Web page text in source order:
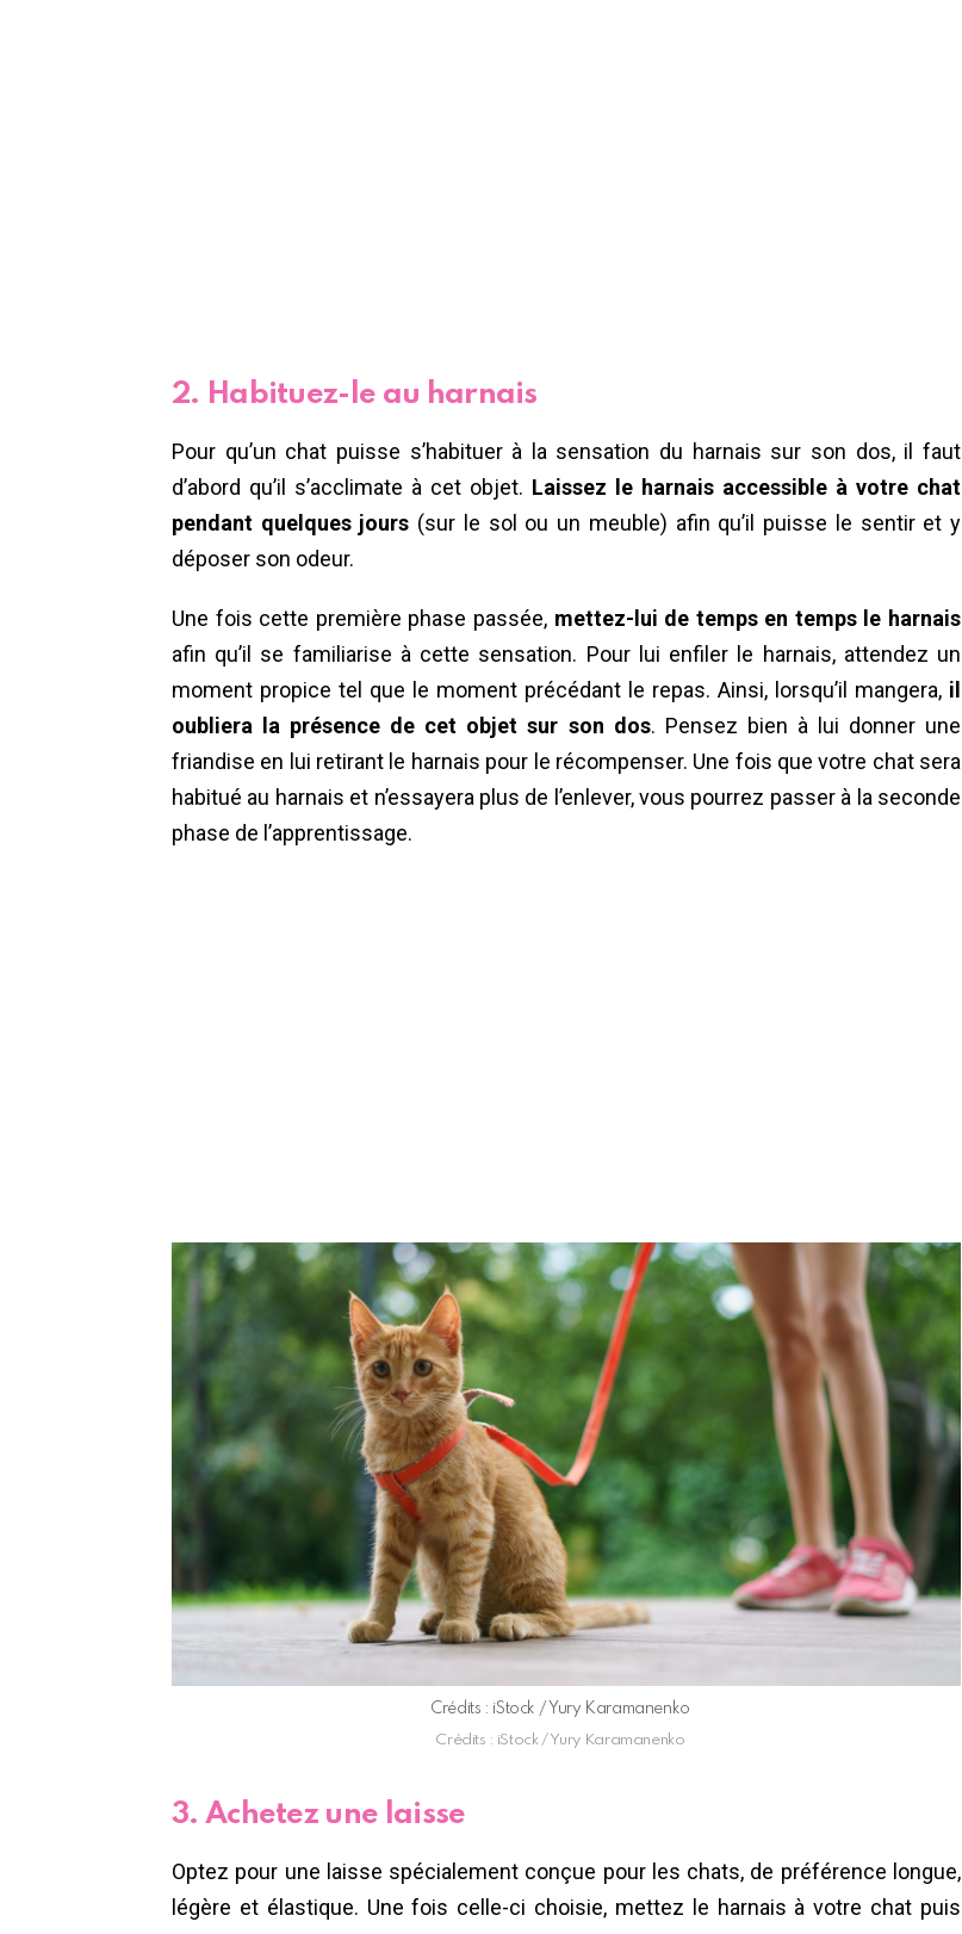
2. Habituez-le au harnais
Pour qu’un chat puisse s’habituer à la sensation du harnais sur son dos, il faut
d’abord qu’il s’acclimate à cet objet. Laissez le harnais accessible à votre chat
pendant quelques jours (sur le sol ou un meuble) afin qu’il puisse le sentir et y
déposer son odeur.
Une fois cette première phase passée, mettez-lui de temps en temps le harnais
afin qu’il se familiarise à cette sensation. Pour lui enfiler le harnais, attendez un
moment propice tel que le moment précédant le repas. Ainsi, lorsqu’il mangera, il
oubliera la présence de cet objet sur son dos. Pensez bien à lui donner une
friandise en lui retirant le harnais pour le récompenser. Une fois que votre chat sera
habitué au harnais et n’essayera plus de l’enlever, vous pourrez passer à la seconde
phase de l’apprentissage.
Crédits : iStock / Yury Karamanenko
Crédits : iStock / Yury Karamanenko
3. Achetez une laisse
Optez pour une laisse spécialement conçue pour les chats, de préférence longue,
légère et élastique. Une fois celle-ci choisie, mettez le harnais à votre chat puis